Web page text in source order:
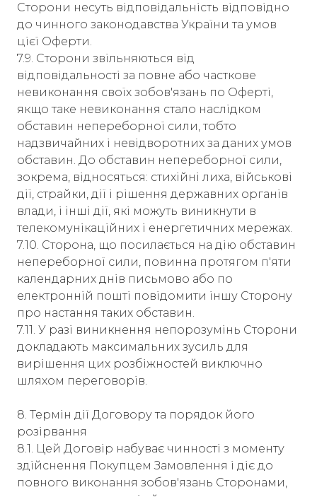
Сторони несуть відповідальність відповідно
до чинного законодавства України та умов
цієї Оферти.
7.9. Сторони звільняються від
відповідальності за повне або часткове
невиконання своїх зобов'язань по Оферті,
якщо таке невиконання стало наслідком
обставин непереборної сили, тобто
надзвичайних і невідворотних за даних умов
обставин. До обставин непереборної сили,
зокрема, відносяться: стихійні лиха, військові
дії, страйки, дії і рішення державних органів
влади, і інші дії, які можуть виникнути в
телекомунікаційних і енергетичних мережах.
7.10. Сторона, що посилається на дію обставин
непереборної сили, повинна протягом п'яти
календарних днів письмово або по
електронній пошті повідомити іншу Сторону
про настання таких обставин.
7.11. У разі виникнення непорозумінь Сторони
докладають максимальних зусиль для
вирішення цих розбіжностей виключно
шляхом переговорів.
8. Термін дії Договору та порядок його
розірвання
8.1. Цей Договір набуває чинності з моменту
здійснення Покупцем Замовлення і діє до
повного виконання зобов'язань Сторонами,